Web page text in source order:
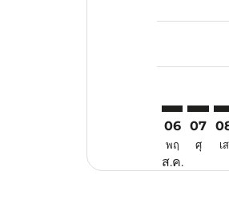
06
พฤ
ส.ค.
07
ศุ เส